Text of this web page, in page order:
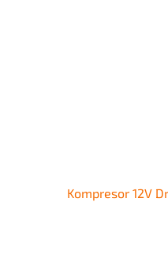
Kompresor 12V